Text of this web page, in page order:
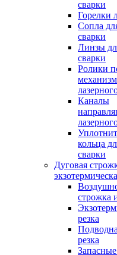
сварки
Горелки
Сопла
сварки
Линзы
сварки
Ролики
Каналы
кольца
сварки
Дуговая
строжка
резка
резка